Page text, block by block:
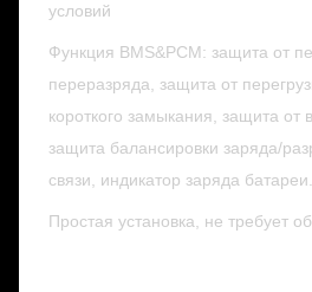
условий
Функция BMS&PCM: защита от
переразряда, защита от
короткого замыкания, защита от
защита балансировки заряда/
связи, индикатор заряда батареи.
Простая установка, не требует